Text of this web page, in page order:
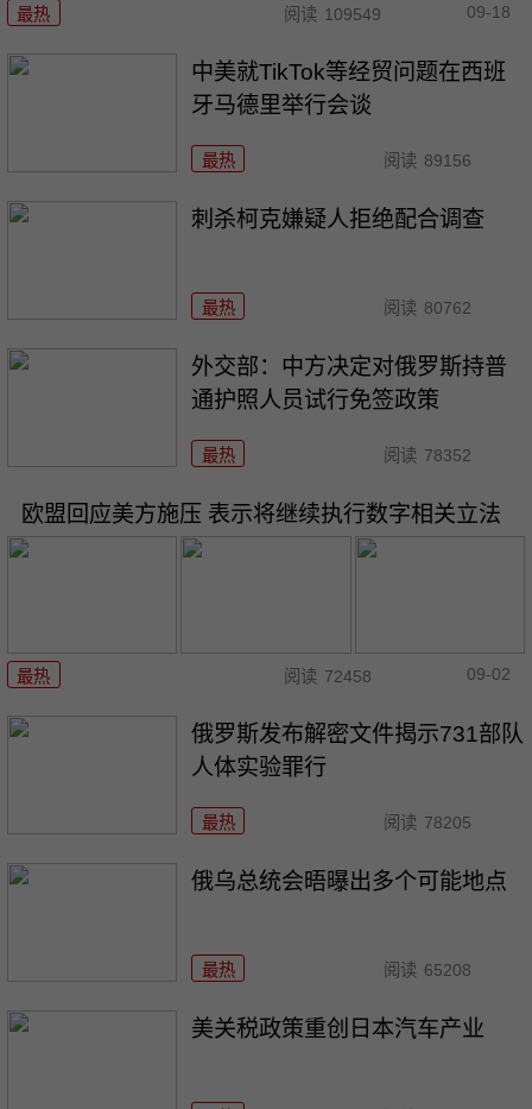
最热 阅读 109549 09-18
中美就TikTok等经贸问题在西班
牙马德里举行会谈
最热 阅读 89156
刺杀柯克嫌疑人拒绝配合调查
最热 阅读 80762
外交部：中方决定对俄罗斯持普
通护照人员试行免签政策
最热 阅读 78352
欧盟回应美方施压 表示将继续执行数字相关立法
最热 阅读 72458 09-02
俄罗斯发布解密文件揭示731部队
人体实验罪行
最热 阅读 78205
俄乌总统会晤曝出多个可能地点
最热 阅读 65208
美关税政策重创日本汽车产业